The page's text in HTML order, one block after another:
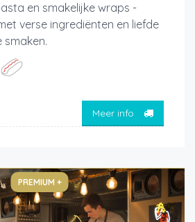
en smakelijke wraps -
verse ingrediënten en liefde
smaken.
Meer info
PREMIUM +